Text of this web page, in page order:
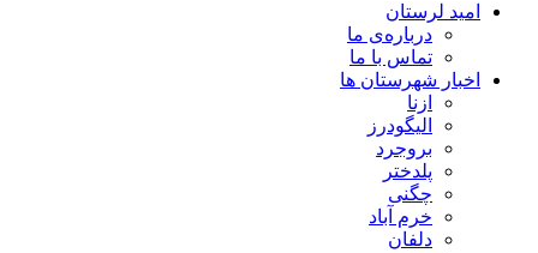
امید لرستان
درباره‌ی ما
تماس با ما
اخبار شهرستان ها
ازنا
الیگودرز
بروجرد
پلدختر
چگنی
خرم آباد
دلفان